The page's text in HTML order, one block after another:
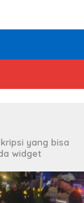
yang bisa
widget